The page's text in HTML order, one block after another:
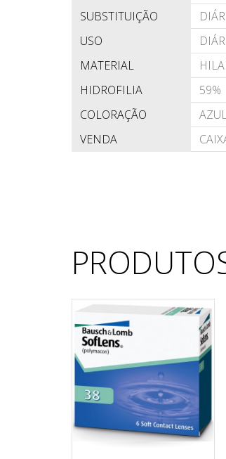
SUBSTITUIÇÃO
USO
MATERIAL
HIDROFILIA
59%
COLORAÇÃO
VENDA